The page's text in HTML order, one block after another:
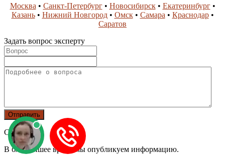
Москва • Санкт-Петербург• Новосибирск• Екатеринбург•
Казань• Нижний Новгород• Омск• Самара • Краснодар•
Саратов
Задать вопрос эксперту
Спасибо!
В ближайшее время мы опубликуем информацию.